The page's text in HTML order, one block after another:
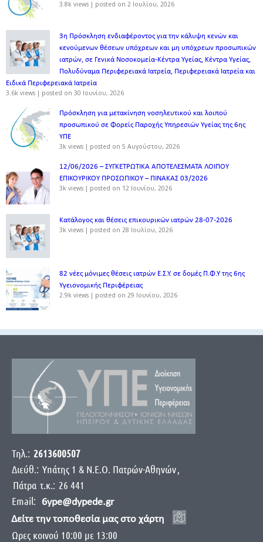
3.8k views | posted on 2 Ιουλίου, 2026
3η Πρόσκληση ενδιαφέροντος για την κάλυψη κενών και
κενούμενων θέσεων υπόχρεων και μη υπόχρεων προσωπικών
ιατρών, σε Γενικά Νοσοκομεία-Κέντρα Υγείας, Κέντρα Υγείας,
Πολυδύναμα Περιφερειακά Ιατρεία, Περιφερειακά Ιατρεία και
Ειδικά Περιφερειακά Ιατρεία
3.6k views | posted on 30 Ιουνίου, 2026
Πρόσκληση για μετακίνηση νοσηλευτικού και λοιπού
προσωπικού σε Φορείς Παροχής Υπηρεσιών Υγείας της 6ης
ΥΠΕ
3k views | posted on 5 Αυγούστου, 2026
12/06/2026 – ΣΥΓΚΕΤΡΩΤΙΚΑ ΑΠΟΤΕΛΕΣΜΑΤΑ ΛΟΙΠΟΥ
ΕΠΙΚΟΥΡΙΚΟΥ ΠΡΟΣΩΠΙΚΟΥ – ΠΙΝΑΚΑΣ 03/2026
3k views | posted on 12 Ιουνίου, 2026
Κατάλογος και θέσεις επικουρικών ιατρών 28-07-2026
3k views | posted on 28 Ιουλίου, 2026
82 νέες μόνιμες θέσεις ιατρών Ε.Σ.Υ. σε δομές Π.Φ.Υ της 6ης
Υγειονομικής Περιφέρειας
2.9k views | posted on 29 Ιουνίου, 2026
Τηλ.: 2613600507
Διεύθ.: Yπάτης 1 & Ν.Ε.Ο. Πατρών-Αθηνών,
Πάτρα τ.κ.: 26 441
Email:
6ype@dypede.gr
Δείτε την τοποθεσία μας στο χάρτη
Ωρες κοινού 10:00 με 13:00